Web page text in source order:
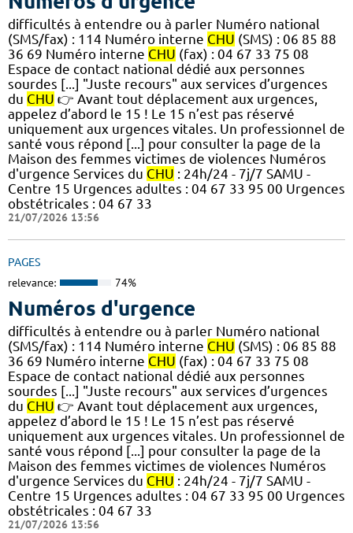
difficultés à entendre ou à parler Numéro national
(SMS/fax) : 114 Numéro interne CHU (SMS) : 06 85 88
36 69 Numéro interne CHU (fax) : 04 67 33 75 08
Espace de contact national dédié aux personnes
sourdes [...] "Juste recours" aux services d’urgences
du CHU 👉 Avant tout déplacement aux urgences,
appelez d’abord le 15 ! Le 15 n’est pas réservé
uniquement aux urgences vitales. Un professionnel de
santé vous répond [...] pour consulter la page de la
Maison des femmes victimes de violences Numéros
d'urgence Services du CHU : 24h/24 - 7j/7 SAMU -
Centre 15 Urgences adultes : 04 67 33 95 00 Urgences
obstétricales : 04 67 33
21/07/2026 13:56
PAGES
relevance: 74%
Numéros d'urgence
difficultés à entendre ou à parler Numéro national
(SMS/fax) : 114 Numéro interne CHU (SMS) : 06 85 88
36 69 Numéro interne CHU (fax) : 04 67 33 75 08
Espace de contact national dédié aux personnes
sourdes [...] "Juste recours" aux services d’urgences
du CHU 👉 Avant tout déplacement aux urgences,
appelez d’abord le 15 ! Le 15 n’est pas réservé
uniquement aux urgences vitales. Un professionnel de
santé vous répond [...] pour consulter la page de la
Maison des femmes victimes de violences Numéros
d'urgence Services du CHU : 24h/24 - 7j/7 SAMU -
Centre 15 Urgences adultes : 04 67 33 95 00 Urgences
obstétricales : 04 67 33
21/07/2026 13:56